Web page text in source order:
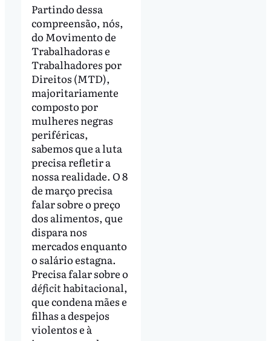
Partindo dessa
compreensão, nós,
do Movimento de
Trabalhadoras e
Trabalhadores por
Direitos (MTD),
majoritariamente
composto por
mulheres negras
periféricas,
sabemos que a luta
precisa refletir a
nossa realidade. O 8
de março precisa
falar sobre o preço
dos alimentos, que
dispara nos
mercados enquanto
o salário estagna.
Precisa falar sobre o
déficithabitacional,
que condena mães e
filhas a despejos
violentos e à